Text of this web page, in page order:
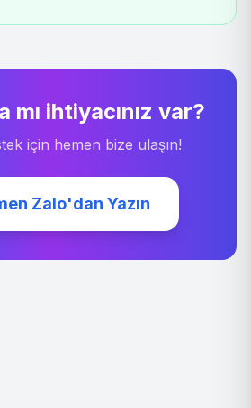
mı ihtiyacınız var?
için hemen bize ulaşın!
Zalo'dan Yazın